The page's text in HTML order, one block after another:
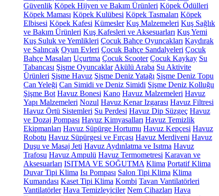
Güvenlik Köpek Hijyen ve Bakım Ürünleri Köpek Ödülleri
Köpek Maması Köpek Kulübesi Köpek Tasmaları Köpek
Elbisesi Köpek Kafesi Kümesler Kuş Malzemeleri Kuş Sağlık
ve Bakım Ürünleri Kuş Kafesleri ve Aksesuarları Kuş Yemi
Kuş Suluk ve Yemlikleri Çocuk Bahçe Oyuncakları Kaydırak
ve Salıncak Oyun Evleri Çocuk Bahçe Sandalyeleri Çocuk
Bahçe Masaları Uçurtma Çocuk Scooter Çocuk Kaykay Su
Tabancası Şişme Oyuncaklar Akülü Araba Su Aktivite
Ürünleri Şişme Havuz Şişme Deniz Yatağı Şişme Deniz Topu
Can Yeleği Can Simidi ve Deniz Simidi Şişme Deniz Kolluğu
Şişme Bot Havuz Bonesi Kano Havuz Malzemeleri Havuz
Yapı Malzemeleri Nozul Havuz Kenar Izgarası Havuz Filtresi
Havuz Örtü Sistemleri Su Perdesi Havuz Dip Süzgeç Havuz
ve Dozaj Pompası Havuz Kimyasalları Havuz Temizlik
Ekipmanları Havuz Süpürge Hortumu Havuz Kepçesi Havuz
Robotu Havuz Süpürgesi ve Fırçası Havuz Merdiveni Havuz
Duşu ve Masaj Jeti Havuz Aydınlatma ve Isıtma Havuz
Trafosu Havuz Ampulü Havuz Termometresi Karavan ve
Aksesuarları ISITMA VE SOĞUTMA Klima Portatif Klima
Duvar Tipi Klima Isı Pompası Salon Tipi Klima Klima
Kumandası Kaset Tipi Klima Kombi Tavan Vantilatörleri
Vantilatörler Hava Temizleyiciler Nem Cihazları Hava